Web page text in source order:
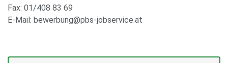
Fax: 01/408 83 69
E-Mail: bewerbung@pbs-jobservice.at